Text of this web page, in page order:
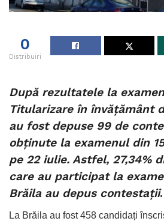
0
Distribuiri
După rezultatele la
Titularizare în învățământ
au fost depuse 99 de
obținute la examenul din
pe 22 iulie. Astfel, 27,34%
care au participat la
Brăila au depus contestații.
La Brăila au fost 458 candidați